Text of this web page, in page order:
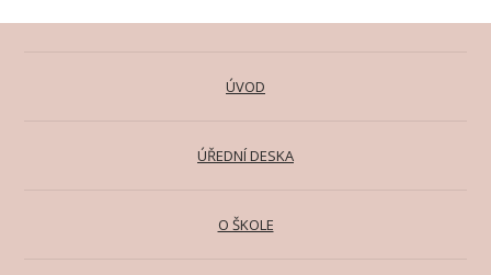
ÚVOD
ÚŘEDNÍ DESKA
O ŠKOLE